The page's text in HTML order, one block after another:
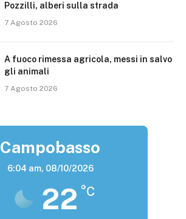
Pozzilli, alberi sulla strada
7 Agosto 2026
A fuoco rimessa agricola, messi in salvo
gli animali
7 Agosto 2026
Campobasso
6:04 am, 08/10/2026
22 °C